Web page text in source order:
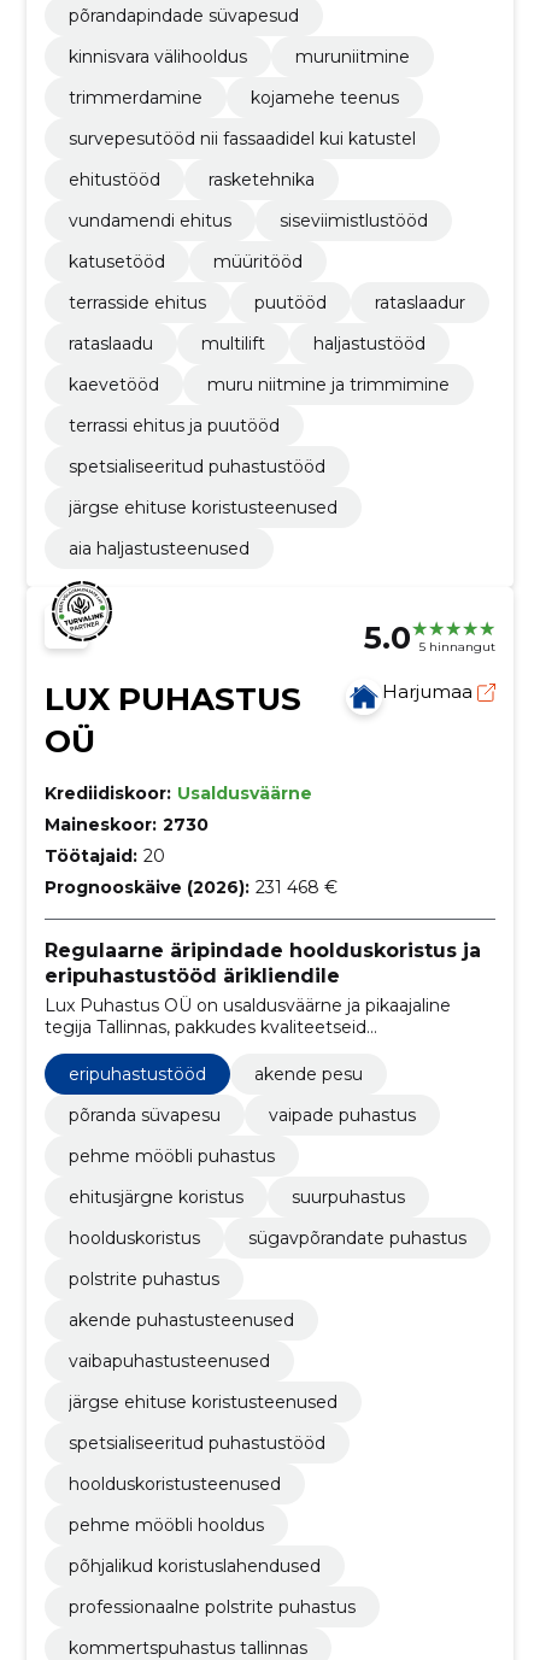
põrandapindade süvapesud
kinnisvara välihooldus
muruniitmine
trimmerdamine
kojamehe teenus
survepesutööd nii fassaadidel kui katustel
ehitustööd
rasketehnika
vundamendi ehitus
siseviimistlustööd
katusetööd
müüritööd
terrasside ehitus
puutööd
rataslaadur
rataslaadu
multilift
haljastustööd
kaevetööd
muru niitmine ja trimmimine
terrassi ehitus ja puutööd
spetsialiseeritud puhastustööd
järgse ehituse koristusteenused
aia haljastusteenused
5.0 5 hinnangut
LUX PUHASTUS
OÜ
Harjumaa
Krediidiskoor: Usaldusväärne
Maineskoor: 2730
Töötajaid: 20
Prognooskäive (2026): 231 468 €
Regulaarne äripindade hoolduskoristus ja
eripuhastustööd ärikliendile
Lux Puhastus OÜ on usaldusväärne ja pikaajaline
tegija Tallinnas, pakkudes kvaliteetseid
eripuhastustööd
akende pesu
põranda süvapesu
vaipade puhastus
pehme mööbli puhastus
ehitusjärgne koristus
suurpuhastus
hoolduskoristus
sügavpõrandate puhastus
polstrite puhastus
akende puhastusteenused
vaibapuhastusteenused
järgse ehituse koristusteenused
spetsialiseeritud puhastustööd
hoolduskoristusteenused
pehme mööbli hooldus
põhjalikud koristuslahendused
professionaalne polstrite puhastus
kommertspuhastus tallinnas